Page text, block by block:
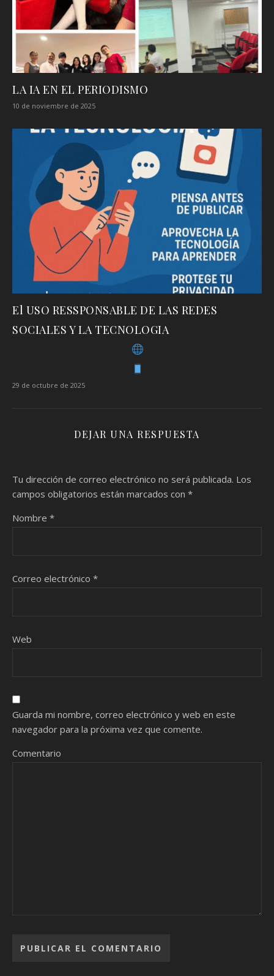
LA IA EN EL PERIODISMO
10 de noviembre de 2025
El USO RESSPONSABLE DE LAS REDES
SOCIALES Y LA TECNOLOGIA
29 de octubre de 2025
DEJAR UNA RESPUESTA
Tu dirección de correo electrónico no será publicada. Los
campos obligatorios están marcados con *
Nombre *
Correo electrónico *
Web
Guarda mi nombre, correo electrónico y web en este
navegador para la próxima vez que comente.
Comentario